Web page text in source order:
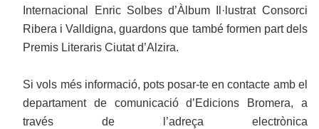
Internacional Enric Solbes d’Àlbum Il·lustrat Consorci
Ribera i Valldigna, guardons que també formen part dels
Premis Literaris Ciutat d’Alzira.
Si vols més informació, pots posar-te en contacte amb el
departament de comunicació d’Edicions Bromera, a
través de l’adreça electrònica